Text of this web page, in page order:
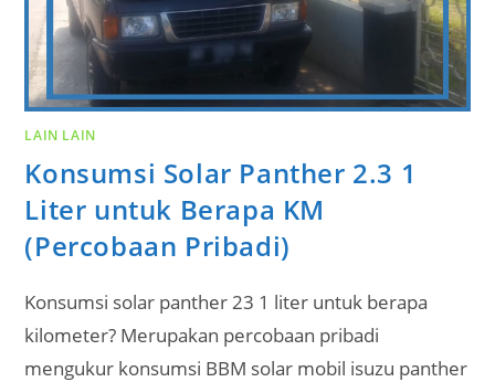
LAIN LAIN
Konsumsi Solar Panther 2.3 1
Liter untuk Berapa KM
(Percobaan Pribadi)
Konsumsi solar panther 23 1 liter untuk berapa
kilometer? Merupakan percobaan pribadi
mengukur konsumsi BBM solar mobil isuzu panther